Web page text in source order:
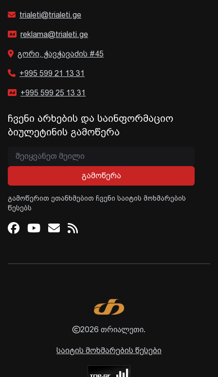
trialeti@trialeti.ge
reklama@trialeti.ge
გორი, ჭავჭავაძის #45
+995 599 21 13 31
+995 599 25 13 31
ჩვენი არხების და საინფორმაციო
ბიულეტინის გამოწერა
გამოწერა
გამოწერით ეთანხმებით ჩვენი საიტის მოხმარების
წესებს
Facebook
Youtube
Email
RSS
2026 თრიალეთი.
საიტის მოხმარების წესები